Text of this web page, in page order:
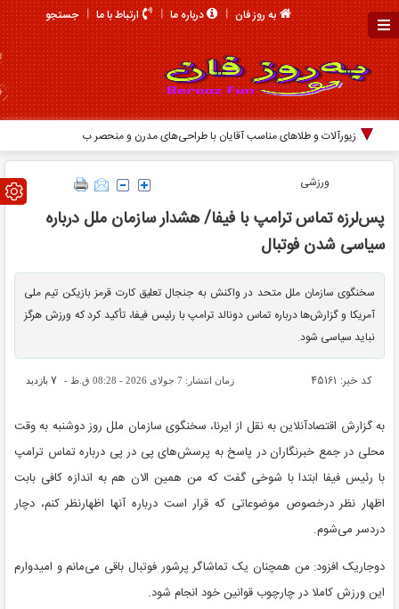
به روز فان درباره ما ارتباط با ما جستجو
زیورآلات و طلاهای مناسب آقایان با طراحی‌های مدرن و منحصر به فرد
ورزشی
پس‌لرزه تماس ترامپ با فیفا/ هشدار سازمان ملل درباره
سیاسی شدن فوتبال
سخنگوی سازمان ملل متحد در واکنش به جنجال تعلیق کارت قرمز بازیکن تیم ملی
آمریکا و گزارش‌ها درباره تماس دونالد ترامپ با رئیس فیفا، تأکید کرد که ورزش هرگز
نباید سیاسی شود.
کد خبر: 45161 زمان انتشار: 7 جولای 2026 - 08:28 ق.ظ - 7 بازدید
به گزارش اقتصادآنلاین به نقل از ایرنا، سخنگوی سازمان ملل روز دوشنبه به وقت
محلی در جمع خبرنگاران در پاسخ به پرسش‌های پی در پی درباره تماس ترامپ
با رئیس فیفا ابتدا با شوخی گفت که من همین الان هم به اندازه کافی بابت
اظهار نظر درخصوص موضوعاتی که قرار است درباره آنها اظهارنظر کنم، دچار
دردسر می‌شوم.
دوجاریک افزود: من همچنان یک تماشاگر پرشور فوتبال باقی می‌مانم و امیدوارم
این ورزش کاملا در چارچوب قوانین خود انجام شود.